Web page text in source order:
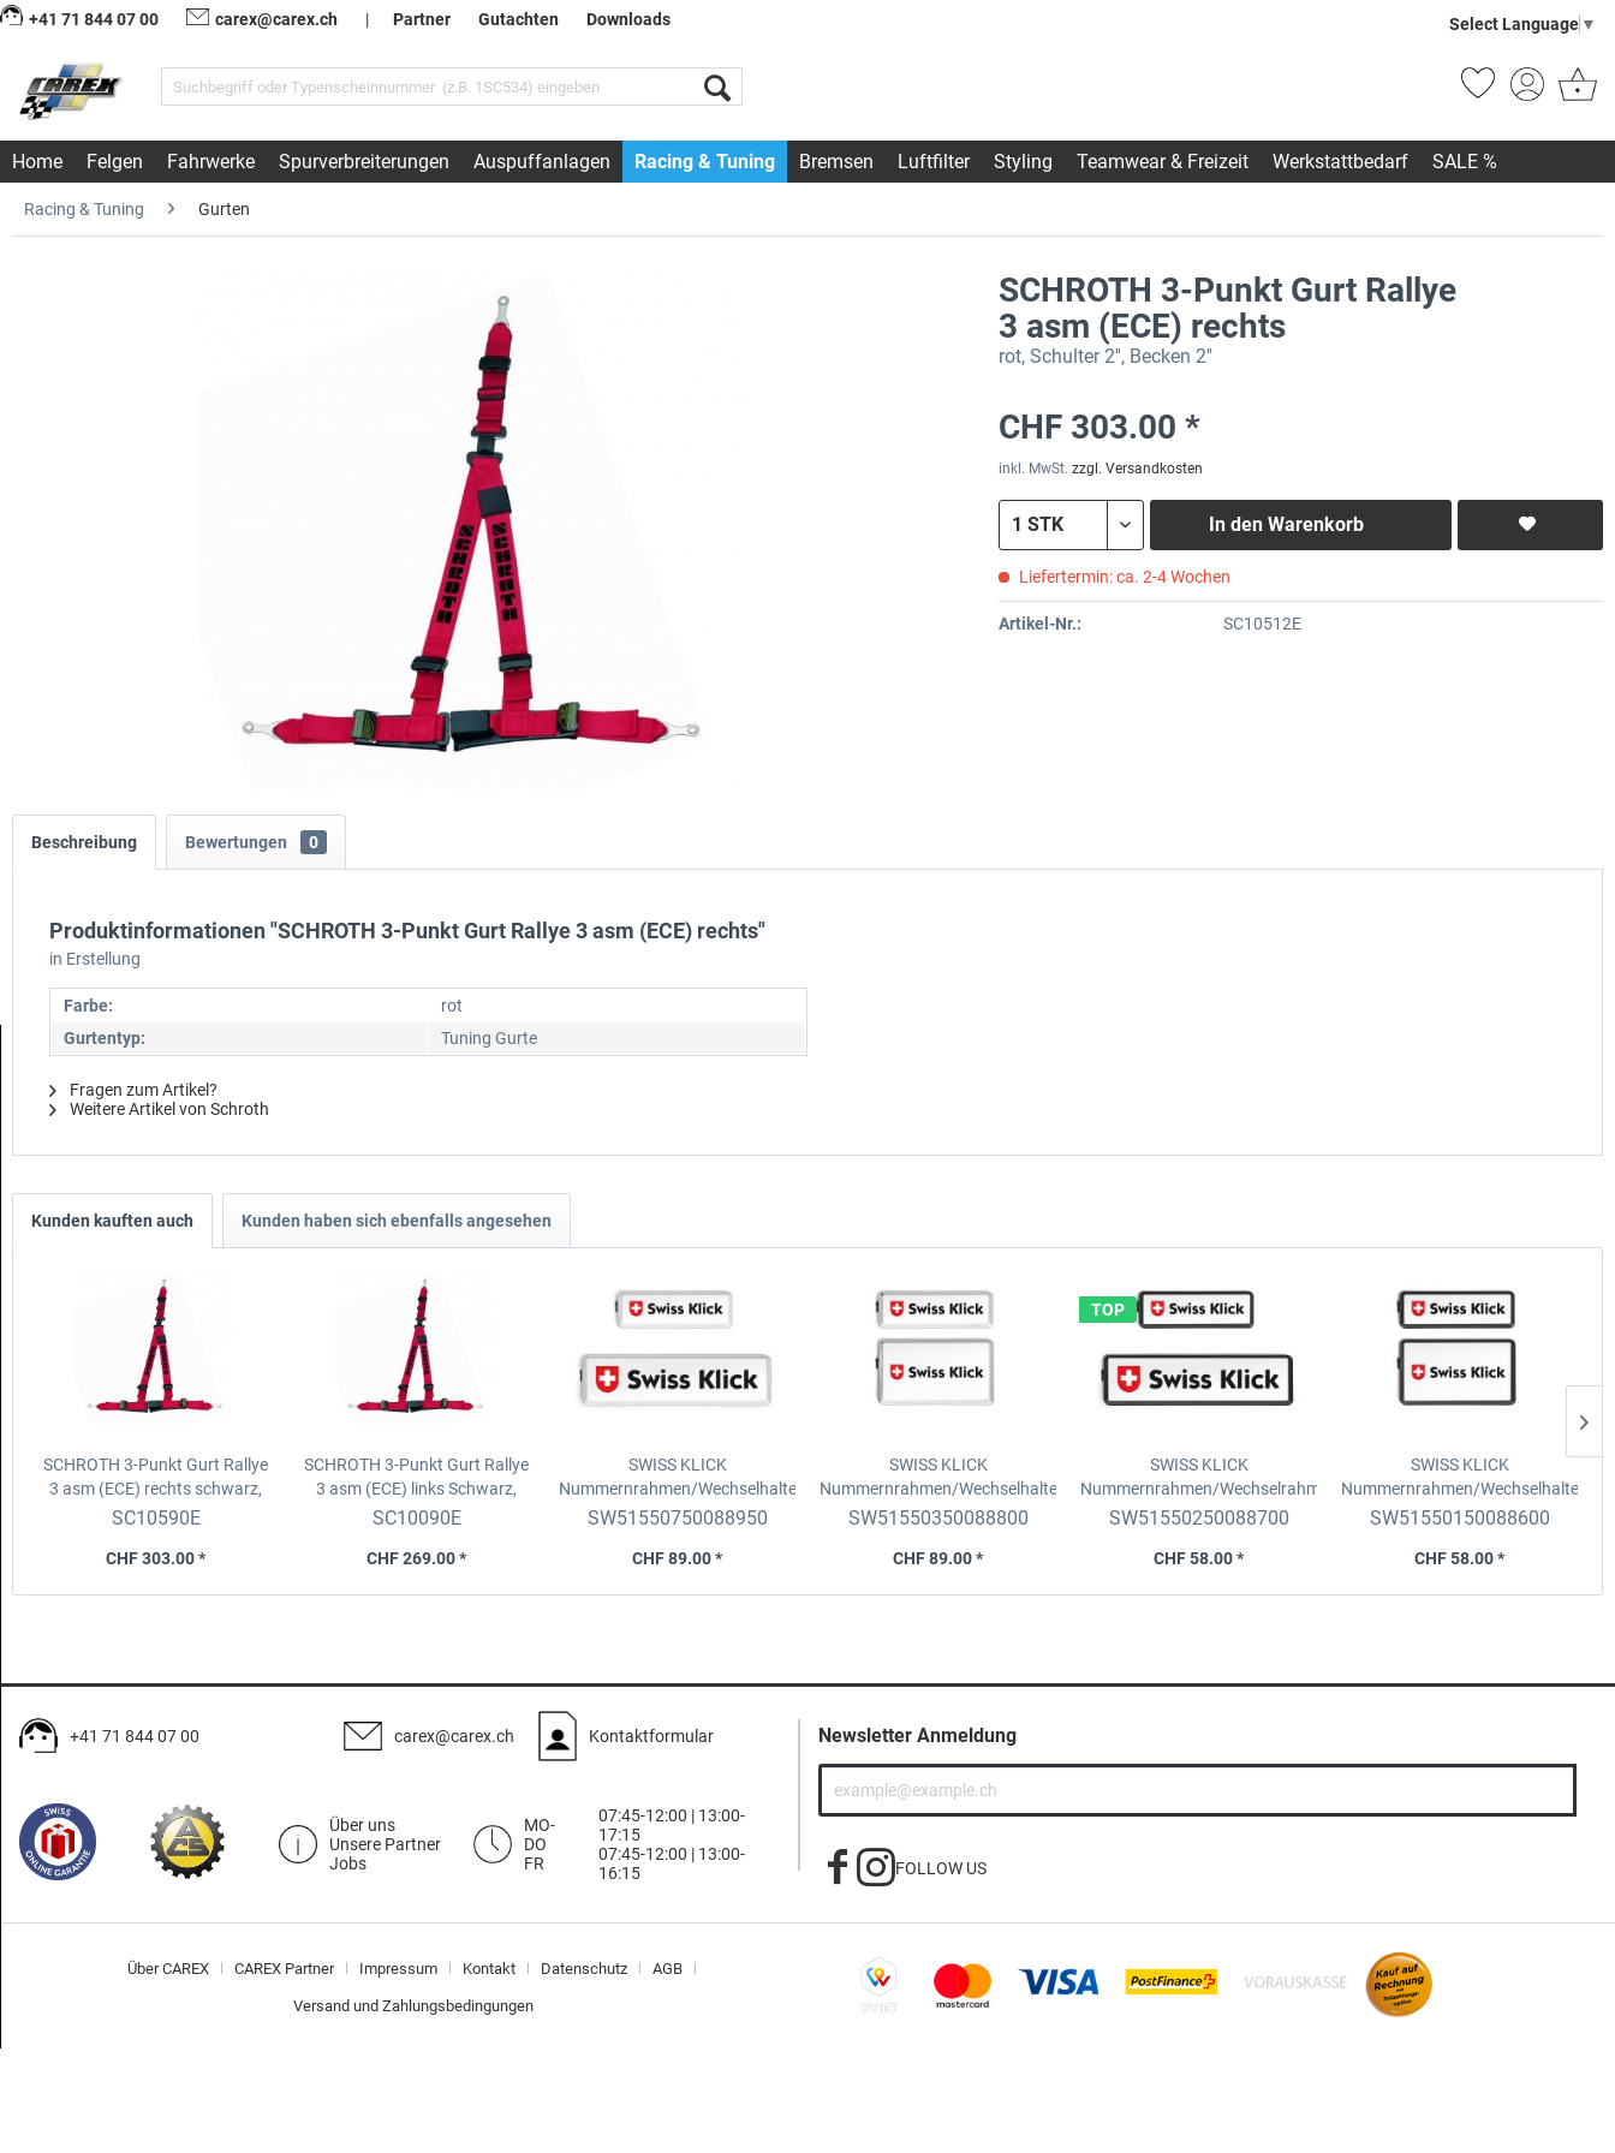
+41 71 844 07 00 carex@carex.ch | Partner Gutachten Downloads Select Language ▼
Home Felgen Fahrwerke Spurverbreiterungen Auspuffanlagen Racing & Tuning Bremsen Luftfilter Styling Teamwear & Freizeit Werkstattbedarf SALE %
Racing & Tuning Gurten
SCHROTH 3-Punkt Gurt Rallye
3 asm (ECE) rechts
rot, Schulter 2'', Becken 2''
CHF 303.00 *
inkl. MwSt. zzgl. Versandkosten
In den Warenkorb
Liefertermin: ca. 2-4 Wochen
Artikel-Nr.: SC10512E
Beschreibung Bewertungen 0
Produktinformationen "SCHROTH 3-Punkt Gurt Rallye 3 asm (ECE) rechts"
in Erstellung
Farbe:
rot
Gurtentyp:
Tuning Gurte
Fragen zum Artikel?
Weitere Artikel von Schroth
Kunden kauften auch Kunden haben sich ebenfalls angesehen
SCHROTH 3-Punkt Gurt Rallye
3 asm (ECE) rechts schwarz,
Schulter 2'', Becken 2''
SC10590E
CHF 303.00 *
SCHROTH 3-Punkt Gurt Rallye
3 asm (ECE) linksSchwarz,
Schulter 2'', Becken 2'', Logo
SC10090E
CHF 269.00 *
SWISS KLICK
Nummernrahmen/Wechselhalter
SetLangformat, v. 8x30cm
SW51550750088950
CHF 89.00 *
SWISS KLICK
Nummernrahmen/Wechselhalter
SetHochformatt, v. 8x30cm
SW51550350088800
CHF 89.00 *
TOP
SWISS KLICK
Nummernrahmen/Wechselrahmen
Langformat, v. 8x30cm + h.
SW51550250088700
CHF 58.00 *
SWISS KLICK
Nummernrahmen/Wechselhalter
SetHochformat, v. 8x30cm +
SW51550150088600
CHF 58.00 *
+41 71 844 07 00 carex@carex.ch Kontaktformular
Über uns
Unsere Partner
Jobs
MO-
DO
FR
07:45-12:00 | 13:00-
17:15
07:45-12:00 | 13:00-
16:15
Newsletter Anmeldung
FOLLOW US
Über CAREX CAREX Partner Impressum Kontakt Datenschutz AGB
Versand und Zahlungsbedingungen